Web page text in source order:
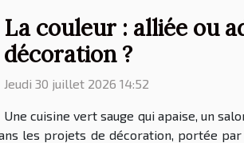
La couleur : alliée ou
décoration ?
Jeudi 30 juillet 2026 14:52
Une cuisine vert sauge qui apaise, un
les projets de décoration, portée